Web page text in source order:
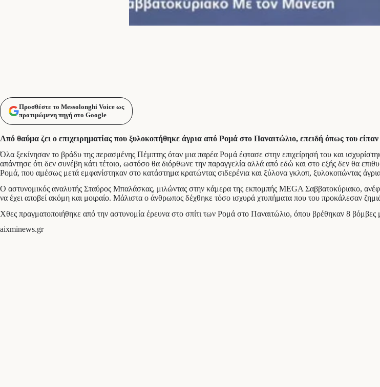
Προσθέστε το Messolonghi Voice ως
προτιμώμενη πηγή στο Google
Από θαύμα ζει ο επιχειρηματίας που ξυλοκοπήθηκε άγρια από Ρομά στο Παναιτώλιο, επειδή όπως του
Όλα ξεκίνησαν το βράδυ της περασμένης Πέμπτης όταν μια παρέα Ρομά έφτασε στην επιχείρησή του και
απάντησε ότι δεν συνέβη κάτι τέτοιο, ωστόσο θα διόρθωνε την παραγγελία αλλά από εδώ και στο εξής δεν θα
Ρομά, που αμέσως μετά εμφανίστηκαν στο κατάστημα κρατώντας σιδερένια και ξύλονα γκλοπ, ξυλοκοπώντας άγρια
Ο αστυνομικός αναλυτής Σταύρος Μπαλάσκας, μιλώντας στην κάμερα της εκπομπής MEGA Σαββατοκύριακο,
να έχει αποβεί ακόμη και μοιραίο. Μάλιστα ο άνθρωπος δέχθηκε τόσο ισχυρά χτυπήματα που του προκάλεσαν
Χθες πραγματοποιήθηκε από την αστυνομία έρευνα στο σπίτι των Ρομά στο Παναιτώλιο, όπου βρέθηκαν 8
aixminews.gr